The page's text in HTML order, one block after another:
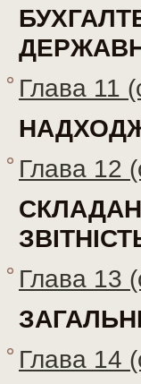
Глава 11
Глава 12
Глава 13
Глава 14